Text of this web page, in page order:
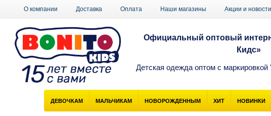
О компании Доставка Оплата Наши магазины Акции и новости
Официальный оптовый
Кидс»
Детская одежда оптом с
ДЕВОЧКАМ МАЛЬЧИКАМ НОВОРОЖДЕННЫМ ХИТ НОВИНКИ